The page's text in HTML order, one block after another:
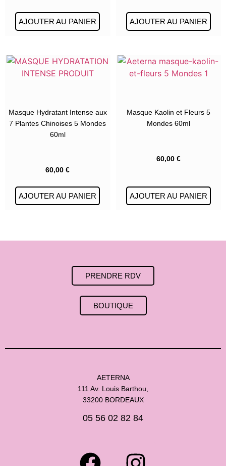
AJOUTER AU PANIER AJOUTER AU PANIER
Masque Hydratant Intense aux
7 Plantes Chinoises 5 Mondes
60ml
60,00€
AJOUTER AU PANIER
Masque Kaolin et Fleurs 5
Mondes 60ml
60,00 €
AJOUTER AU PANIER
PRENDRE RDV
BOUTIQUE
AETERNA
111 Av. Louis Barthou,
33200 BORDEAUX
05 56 02 82 84